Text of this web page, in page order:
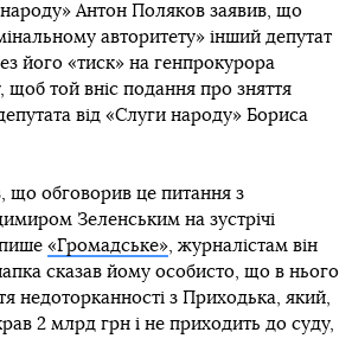
народу» Антон Поляков заявив, що
авторитету» інший депутат
його «тиск» на генпрокурора
щоб той вніс подання про зняття
від «Слуги народу» Бориса
що обговорив це питання з
Зеленським на зустрічі
пише «Громадське» , журналістам він
сказав йому особисто, що в нього
недоторканності з Приходька, який,
2 млрд грн і не приходить до суду,